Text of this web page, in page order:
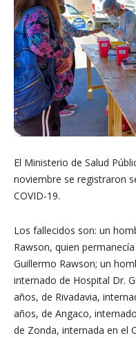
El Ministerio de Salud
noviembre se registraron
COVID-19.
Los fallecidos son: un
Rawson, quien
Guillermo Rawson; un
internado de Hospital Dr.
años, de Rivadavia,
años, de Angaco,
de Zonda, internada en el